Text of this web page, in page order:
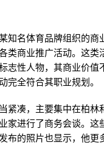
知名体育品牌组织的
类商业推广活动。这
志性人物，其商业价
完全符合其职业规划。
紧凑，主要集中在柏
家进行了商务会谈。
布的照片也显示，他